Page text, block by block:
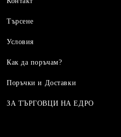
Търсене
Условия
Как да поръчам?
Поръчки и Доставки
ЗА ТЪРГОВЦИ НА ЕДРО